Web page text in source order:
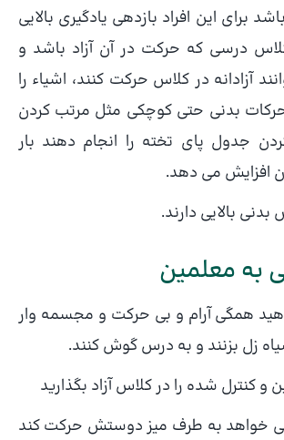
برای این افراد بازدهی یادگیری بالایی
درسی که حرکت در آن آزاد باشد و
آزادانه در کلاس حرکت کنند، اشیاء را
حرکات بدنی حتی کوچکی مثل مرتب کردن
جدول پای تخته را انجام دهند بار
افزایش می دهد.
بدنی بالایی دارند.
به معلمین
همگی آرام و بی حرکت و مجسمه وار
زل بزنند و به درس گوش کنند.
کنترل شده را در کلاس آزاد بگذارید
خواهد به طرف میز دوستش حرکت کند